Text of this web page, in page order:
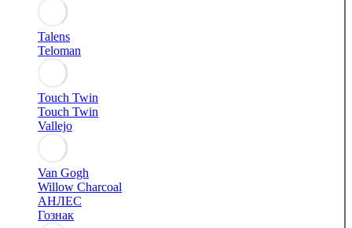
Talens
Teloman
Touch Twin
Touch Twin
Vallejo
Van Gogh
Willow Charcoal
АНЛЕС
Гознак